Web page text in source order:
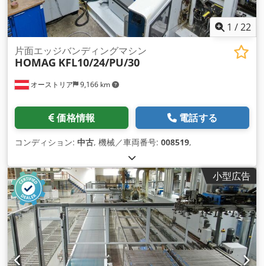
1 /22
オーストリア 9,166 km
片面エッジバンディングマシン
HOMAG KFL10/24/PU/30
価格情報 電話する
コンディション: 中古, 機械／車両番号: 008519,
小型広告